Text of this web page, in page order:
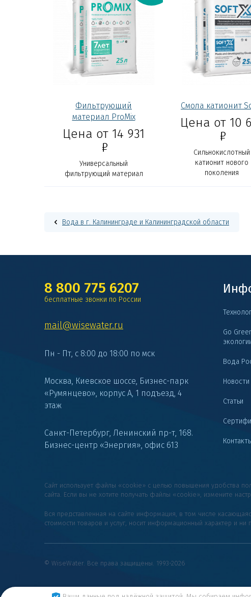
Фильтрующий
материал ProMix
Цена от 14 931
Р
Универсальный
фильтрующий материал
Смола катионит
Цена от 10
Р
Сильнокислотный
катионит нового
поколения
Вода в г. Калининграде и Калининградской области
8 800 775 6207
бесплатные звонки по России
mail@wisewater.ru
Пн - Пт, с 8:00 до 18:00 по мск
Москва, Киевское шоссе, Бизнес-парк
«Румянцево», корпус А, 1 подъезд, 4
этаж
Санкт-Петербург, Ленинский пр-т, 168.
Бизнес-центр «Энергия», офис 613
Go
Вода
Новости
Статьи
Сайт использует файлы «cookie» с целью повышения удобства
сайта. Если вы не хотите получать файлы «cookie», измените
Вся представленная на сайте информация, в том числе
стоимости товаров и услуг, носит информационный характер и
© WiseWater. Все права защищены. 1993-2026